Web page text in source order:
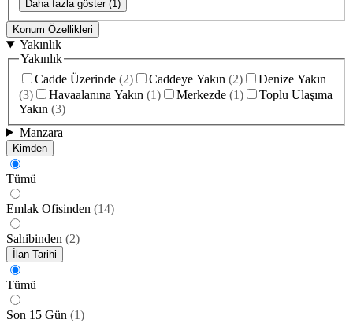
Daha fazla göster (1)
Konum Özellikleri
Yakınlık
Yakınlık
Cadde Üzerinde (2) Caddeye Yakın (2)
Denize Yakın
(3) Havaalanına Yakın (1) Merkezde (1)
Toplu Ulaşıma
Yakın (3)
Manzara
Kimden
Tümü
Emlak Ofisinden (14)
Sahibinden (2)
İlan Tarihi
Tümü
Son 15 Gün (1)